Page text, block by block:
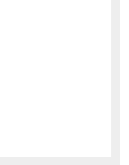
仲悪いって本当？
のか検証してみた｜Honda ゴールドウイング
た【三重ホンダヒート】
」を 受注期間限定で発売
CB750HORNET CB650R E-Clutch
暴露しました。
の大出費！？